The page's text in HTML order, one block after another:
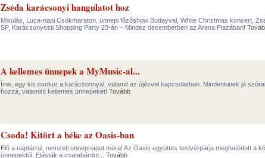
Zséda karácsonyi hangulatot hoz
Mikulás, Luca-napi Csókmaraton, ünnepi főzőshow Budayval, White Christmas koncert,
SP, Karácsonyesti Shopping Party 23-án – Mindez decemberben az Arena Plazában!
A kellemes ünnepek a MyMusic-al...
Íme, egy kis csokor a karácsonnyal, valamit az újévvel kapcsolatban. Mindenkinek jó
hozzá, valamint kellemes ünnepeket! Tovább
Csoda! Kitört a béke az Oasis-ban
Elő a naptárral, nemzeti ünnepnapot mára! Az Oasis együttes testvérpárja meghatódott a
ünnepektől. Elásták a csatabárdot... Tovább